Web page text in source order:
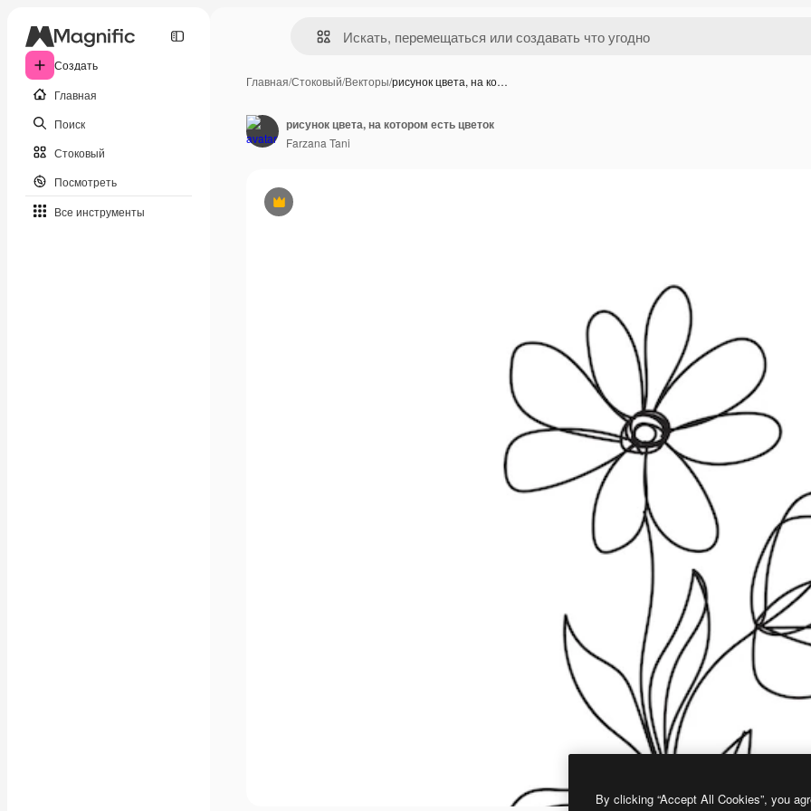
Создать
Главная
Поиск
Стоковый
Посмотреть
Все инструменты
Главная/Стоковый/Векторы/рисунок цвета, на ко…
Премиум
рисунок цвета, на котором есть цветок
Farzana Tani
By clicking “Accept All Cookies”, you